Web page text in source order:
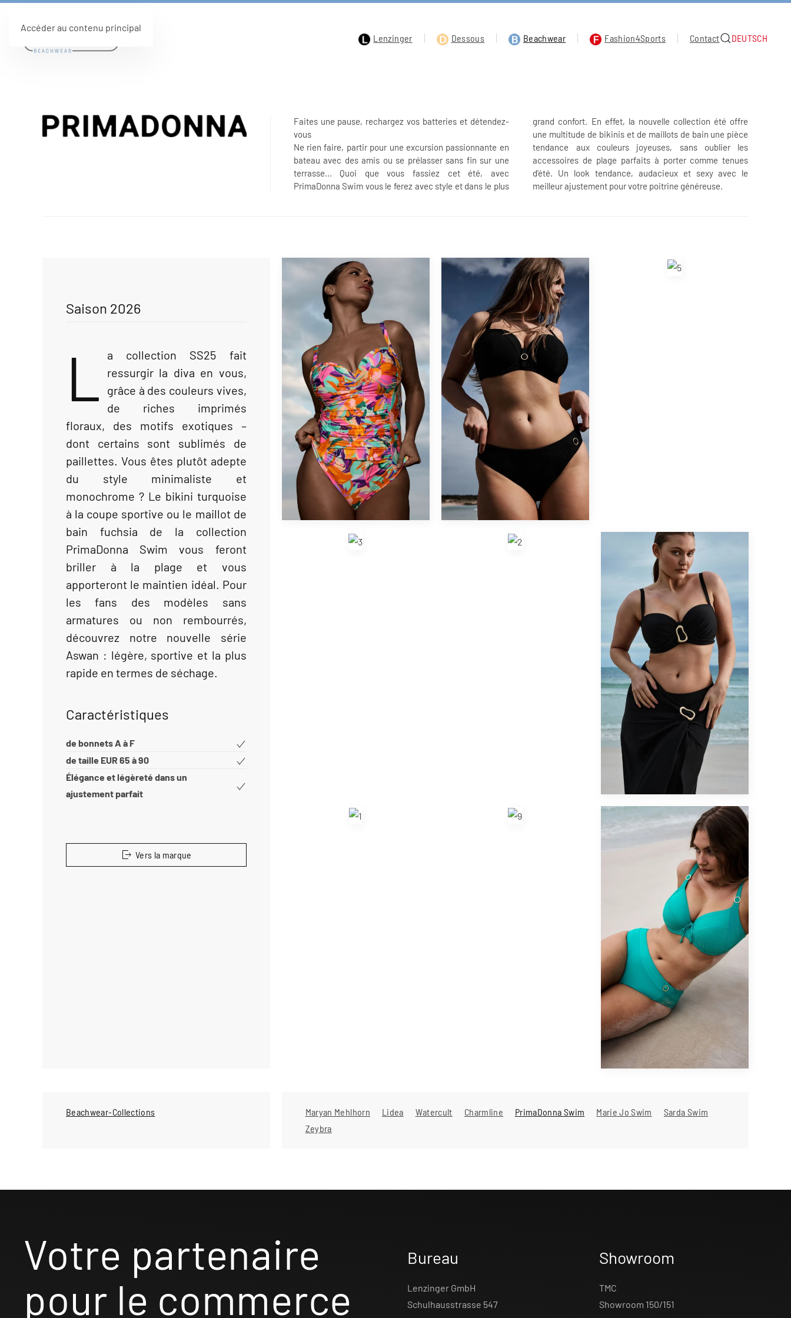
Accéder au contenu principal
Lenzinger
Dessous Beachwear Fashion4Sports Contact DEUTSCH
Faites une pause, rechargez vos batteries et détendez-
vous
Ne rien faire, partir pour une excursion passionnante en
bateau avec des amis ou se prélasser sans fin sur une
terrasse... Quoi que vous fassiez cet été, avec
PrimaDonna Swim vous le ferez avec style et dans le plus
grand confort. En effet, la nouvelle collection été offre
une multitude de bikinis et de maillots de bain une pièce
tendance aux couleurs joyeuses, sans oublier les
accessoires de plage parfaits à porter comme tenues
d'été. Un look tendance, audacieux et sexy avec le
meilleur ajustement pour votre poitrine généreuse.
Saison 2026
L
a collection SS25 fait
ressurgir la diva en vous,
grâce à des couleurs vives,
de riches imprimés
floraux, des motifs exotiques –
dont certains sont sublimés de
paillettes. Vous êtes plutôt adepte
du style minimaliste et
monochrome ? Le bikini turquoise
à la coupe sportive ou le maillot de
bain fuchsia de la collection
PrimaDonna Swim vous feront
briller à la plage et vous
apporteront le maintien idéal. Pour
les fans des modèles sans
armatures ou non rembourrés,
découvrez notre nouvelle série
Aswan : légère, sportive et la plus
rapide en termes de séchage.
Caractéristiques
de bonnets A à F
de taille EUR 65 à 90
Élégance et légèreté dans un
ajustement parfait
Vers la marque
Beachwear-Collections Maryan Mehlhorn Lidea Watercult Charmline PrimaDonna Swim Marie Jo Swim
Sarda Swim
Zeybra
Votre partenaire
pour le commerce
Bureau
Lenzinger GmbH
Schulhausstrasse 547
Showroom
TMC
Showroom 150/151